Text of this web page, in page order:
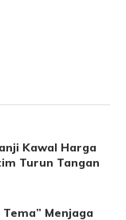
Kawal Harga
Turun Tangan
Menjaga